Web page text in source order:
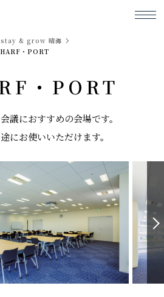
stay & grow 晴海
・PORT
・PORT
議におすすめの会場です。
にお使いいただけます。